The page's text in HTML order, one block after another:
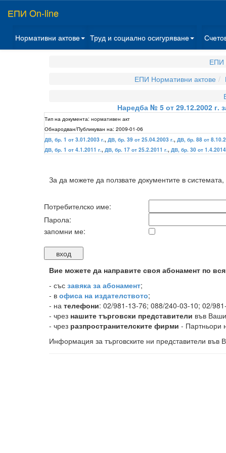
ЕПИ On-line
Нормативни актове Труд и социално осигуряване
ЕПИ
ЕПИ Нормативни актове
Наредба № 5 от 29.12.2002 г.
Тип на документа: нормативен акт
Обнародван/Публикуван на: 2009-01-06
ДВ, бр. 1 от 3.01.2003 г., ДВ, бр. 39 от 25.04.2003 г., ДВ, бр. 88 от
ДВ, бр. 1 от 4.1.2011 г., ДВ, бр. 17 от 25.2.2011 г., ДВ, бр. 30 от
За да можете да ползвате документите в системата,
Потребителско име:
Парола:
запомни ме:
Вие можете да направите своя абонамент по
- със завяка за абонамент;
- в офиса на издателството;
- на телефони: 02/981-13-76; 088/240-03-10; 02/
- чрез нашите търговски представители във
- чрез разпространителските фирми - Партньори
Информация за търговските ни представители